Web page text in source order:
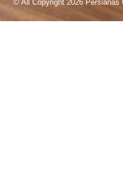
© All Copyright 2026